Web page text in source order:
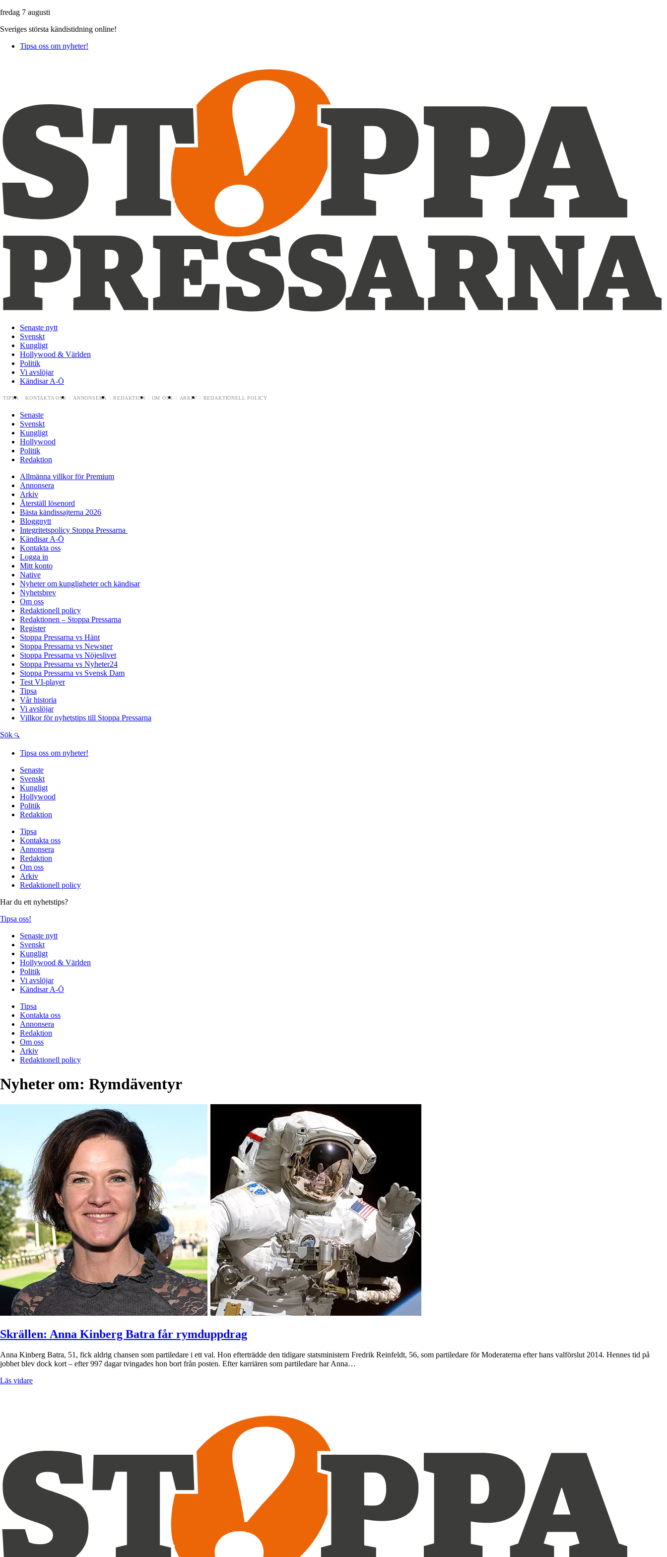
fredag 7 augusti
Sveriges största kändistidning online!
Tipsa oss om nyheter!
Senaste nytt
Svenskt
Kungligt
Hollywood & Världen
Politik
Vi avslöjar
Kändisar A-Ö
TIPSA KONTAKTA OSS ANNONSERA REDAKTION OM OSS ARKIV REDAKTIONELL POLICY
Senaste
Svenskt
Kungligt
Hollywood
Politik
Redaktion
Allmänna villkor för Premium
Annonsera
Arkiv
Återställ lösenord
Bästa kändissajterna 2026
Bloggnytt
Integritetspolicy Stoppa Pressarna
Kändisar A-Ö
Kontakta oss
Logga in
Mitt konto
Native
Nyheter om kungligheter och kändisar
Nyhetsbrev
Om oss
Redaktionell policy
Redaktionen – Stoppa Pressarna
Register
Stoppa Pressarna vs Hänt
Stoppa Pressarna vs Newsner
Stoppa Pressarna vs Nöjeslivet
Stoppa Pressarna vs Nyheter24
Stoppa Pressarna vs Svensk Dam
Test VI-player
Tipsa
Vår historia
Vi avslöjar
Villkor för nyhetstips till Stoppa Pressarna
Sök
Tipsa oss om nyheter!
Senaste
Svenskt
Kungligt
Hollywood
Politik
Redaktion
Tipsa
Kontakta oss
Annonsera
Redaktion
Om oss
Arkiv
Redaktionell policy
Har du ett nyhetstips?
Tipsa oss!
Senaste nytt
Svenskt
Kungligt
Hollywood & Världen
Politik
Vi avslöjar
Kändisar A-Ö
Tipsa
Kontakta oss
Annonsera
Redaktion
Om oss
Arkiv
Redaktionell policy
Nyheter om: Rymdäventyr
Skrällen: Anna Kinberg Batra får rymduppdrag
Anna Kinberg Batra, 51, fick aldrig chansen som partiledare i ett val. Hon efterträdde den tidigare statsministern Fredrik Reinfeldt, 56, som partiledare för Moderaterna efter hans valförslut 2014. Hennes tid på
jobbet blev dock kort – efter 997 dagar tvingades hon bort från posten. Efter karriären som partiledare har Anna…
Läs vidare